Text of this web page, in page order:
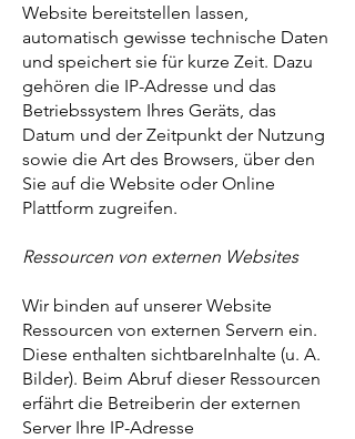
Website bereitstellen lassen,
automatisch gewisse technische Daten
und speichert sie für kurze Zeit. Dazu
gehören die IP-Adresse und das
Betriebssystem Ihres Geräts, das
Datum und der Zeitpunkt der Nutzung
sowie die Art des Browsers, über den
Sie auf die Website oder Online
Plattform zugreifen.
Ressourcen von externen Websites
Wir binden auf unserer Website
Ressourcen von externen Servern ein.
Diese enthalten sichtbareInhalte (u. A.
Bilder). Beim Abruf dieser Ressourcen
erfährt die Betreiberin der externen
Server Ihre IP-Adresse